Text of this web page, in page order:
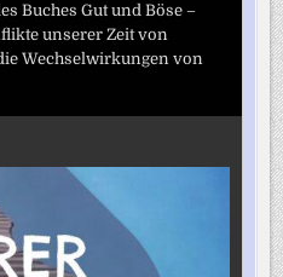
Buches Gut und Böse –
unserer Zeit von
Wechselwirkungen von